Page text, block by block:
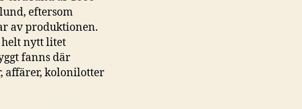
eftersom
av produktionen.
helt nytt litet
fanns där
affärer, kolonilotter